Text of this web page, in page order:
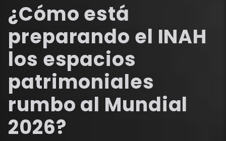
¿Cómo está
preparando el INAH
los espacios
patrimoniales
rumbo al Mundial
2026?